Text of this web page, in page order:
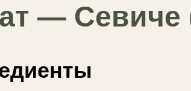
— Севиче